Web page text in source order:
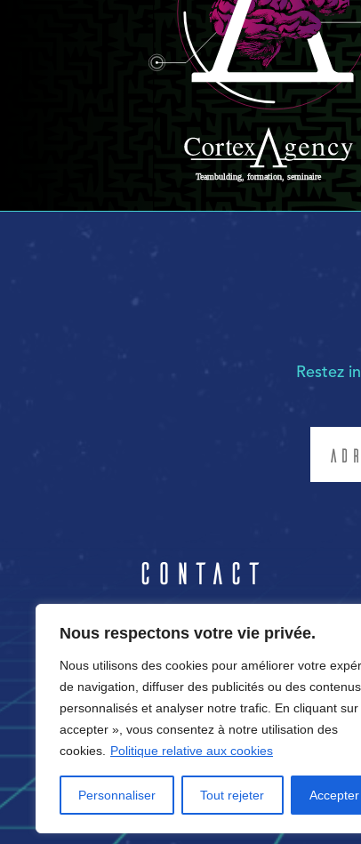
Nous respectons votre vie privée.
Nous utilisons des cookies pour améliorer votre
de navigation, diffuser des publicités ou des contenus
personnalisés et analyser notre trafic. En cliquant sur
accepter », vous consentez à notre utilisation des
cookies.
Politique relative aux cookies
Personnaliser Tout rejeter
Restez
Contact
04.50.86.37.89
contact@cortexvirtual.fr
12 rue Germain
Sommeiller
74100 Annemasse